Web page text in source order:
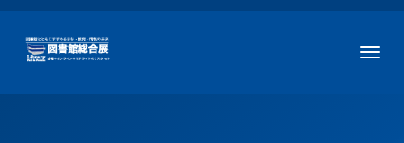
ー
用
メ